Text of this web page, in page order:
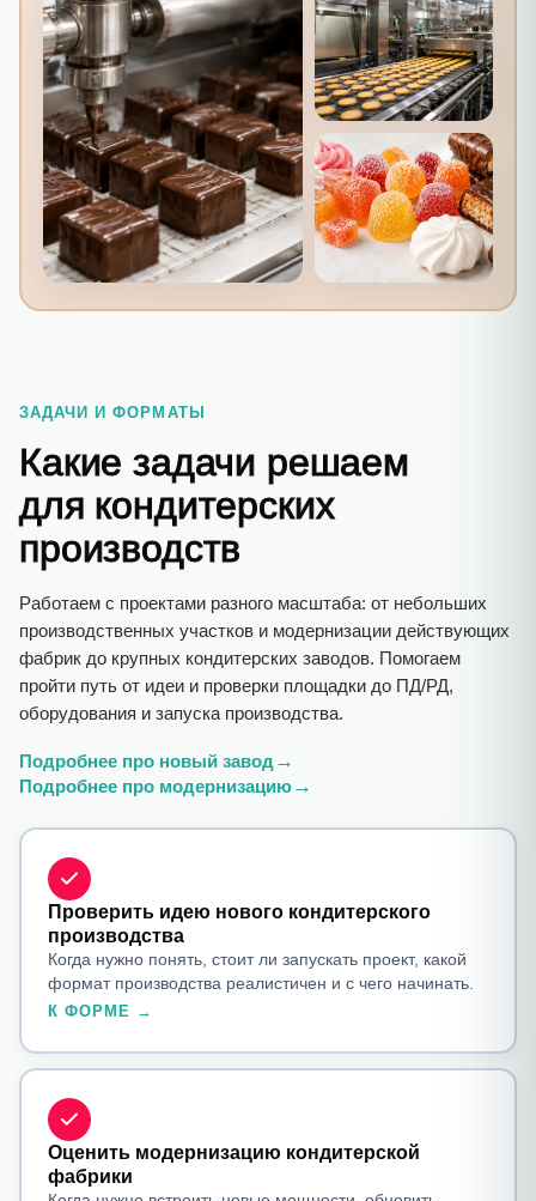
ЗАДАЧИ И ФОРМАТЫ
Какие задачи решаем
для кондитерских
производств
Работаем с проектами разного масштаба: от небольших
производственных участков и модернизации действующих
фабрик до крупных кондитерских заводов. Помогаем
пройти путь от идеи и проверки площадки до ПД/РД,
оборудования и запуска производства.
Подробнее про новый завод →
Подробнее про модернизацию→
Проверить идею нового кондитерского
производства
Когда нужно понять, стоит ли запускать проект, какой
формат производства реалистичен и с чего начинать.
К ФОРМЕ →
Оценить модернизацию кондитерской
фабрики